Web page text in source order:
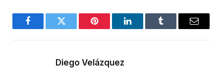
FacebookTwitter Pinterest LinkedInTumblr Email
Diego Velázquez